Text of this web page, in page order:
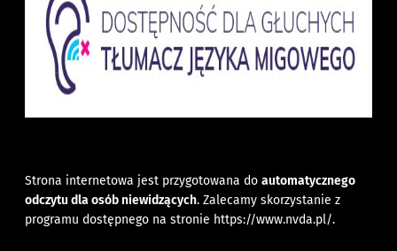
Strona internetowa jest przygotowana doautomatycznego
odczytu dla osób niewidzących. Zalecamy skorzystanie z
programu dostępnego na stronie https://www.nvda.pl/.